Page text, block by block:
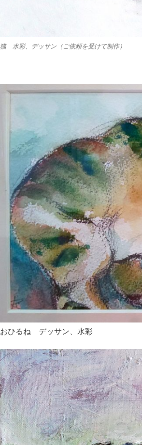
猫 水彩、デッサン（ご依頼を受けて制作）
おひるね デッサン、水彩